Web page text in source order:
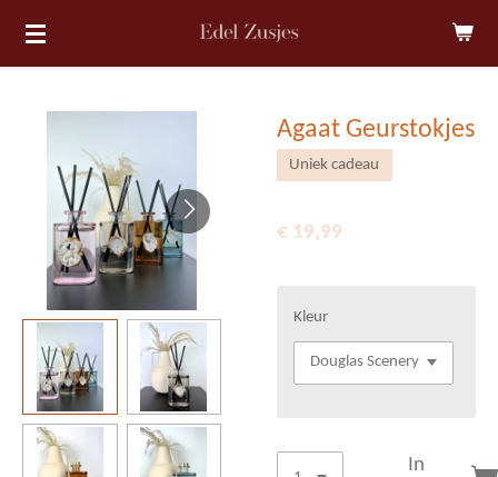
Ga
hoofdinhoud
Agaat Geurstokjes
Uniek cadeau
€ 19,99
Kleur
In